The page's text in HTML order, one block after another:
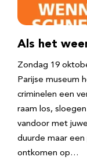
Als het
Zondag 19
Parijse museum
criminelen een
raam los,
vandoor met
duurde maar
ontkomen op…